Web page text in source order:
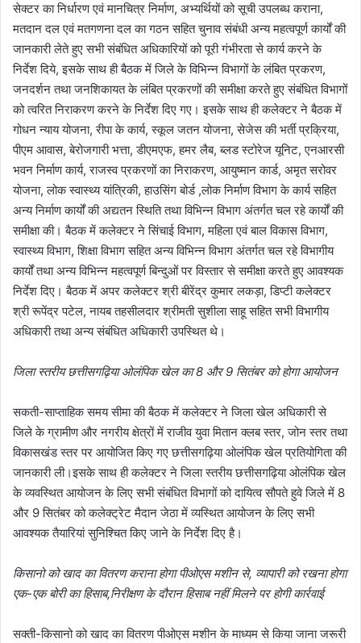
सेक्टर का निर्धारण एवं मानचित्र निर्माण, अभ्यर्थियों को सूची उपलब्ध कराना,
मतदान दल एवं मतगणना दल का गठन सहित चुनाव संबंधी अन्य महत्वपूर्ण कार्यों की
जानकारी लेते हुए सभी संबंधित अधिकारियों को पूरी गंभीरता से कार्य करने के
निर्देश दिये, इसके साथ ही बैठक में जिले के विभिन्न विभागों के लंबित प्रकरण,
जनदर्शन तथा जनशिकायत के लंबित प्रकरणों की समीक्षा करते हुए संबंधित विभागों
को त्वरित निराकरण करने के निर्देश दिए गए। इसके साथ ही कलेक्टर ने बैठक में
गोधन न्याय योजना, रीपा के कार्य, स्कूल जतन योजना, सेजेस की भर्ती प्रक्रिया,
पीएम आवास, बेरोजगारी भत्ता, डीएमएफ, हमर लैब, ब्लड स्टोरेज यूनिट, एनआरसी
भवन निर्माण कार्य, राजस्व प्रकरणों का निराकरण, आयुष्मान कार्ड, अमृत सरोवर
योजना, लोक स्वास्थ्य यांत्रिकी, हाउसिंग बोर्ड ,लोक निर्माण विभाग के कार्य सहित
अन्य निर्माण कार्यों की अद्यतन स्थिति तथा विभिन्न विभाग अंतर्गत चल रहे कार्यों की
समीक्षा की। बैठक में कलेक्टर ने सिंचाई विभाग, महिला एवं बाल विकास विभाग,
स्वास्थ्य विभाग, शिक्षा विभाग सहित अन्य विभिन्न विभाग अंतर्गत चल रहे विभागीय
कार्यों तथा अन्य विभिन्न महत्वपूर्ण बिन्दुओं पर विस्तार से समीक्षा करते हुए आवश्यक
निर्देश दिए। बैठक में अपर कलेक्टर श्री बीरेंद्र कुमार लकड़ा, डिप्टी कलेक्टर
श्री रूपेंद्र पटेल, नायब तहसीलदार श्रीमती सुशीला साहू सहित सभी विभागीय
अधिकारी तथा अन्य संबंधित अधिकारी उपस्थित थे।
जिला स्तरीय छत्तीसगढ़िया ओलंपिक खेल का 8 और 9 सितंबर को होगा आयोजन
सकती-साप्ताहिक समय सीमा की बैठक में कलेक्टर ने जिला खेल अधिकारी से
जिले के ग्रामीण और नगरीय क्षेत्रों में राजीव युवा मितान क्लब स्तर, जोन स्तर तथा
विकासखंड स्तर पर आयोजित किए गए छत्तीसगढ़िया ओलंपिक खेल प्रतियोगिता की
जानकारी ली।इसके साथ ही कलेक्टर ने जिला स्तरीय छत्तीसगढ़िया ओलंपिक खेल
के व्यवस्थित आयोजन के लिए सभी संबंधित विभागों को दायित्व सौपते हुवे जिले में 8
और 9 सितंबर को कलेक्ट्रेट मैदान जेठा में व्यस्थित आयोजन के लिए सभी
आवश्यक तैयारियां सुनिश्चित किए जाने के निर्देश दिए है।
किसानो को खाद का वितरण कराना होगा पीओएस मशीन से, व्यापारी को रखना होगा
एक-एक बोरी का हिसाब,निरीक्षण के दौरान हिसाब नहीं मिलने पर होगी कार्रवाई
सक्ती-किसानो को खाद का वितरण पीओएस मशीन के माध्यम से किया जाना जरूरी